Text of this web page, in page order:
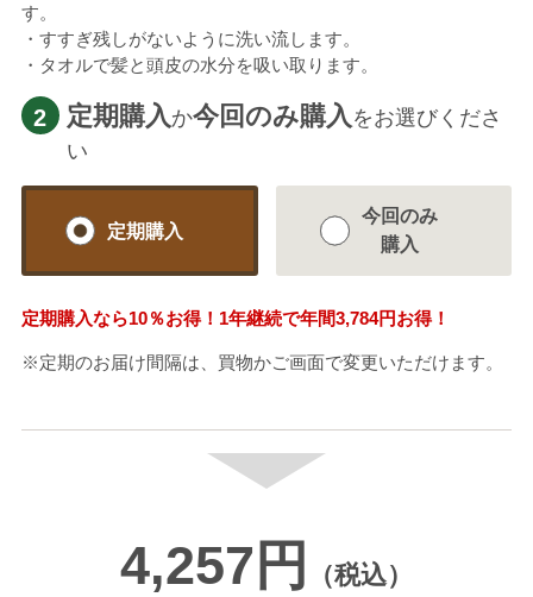
す。
・すすぎ残しがないように洗い流します。
・タオルで髪と頭皮の水分を吸い取ります。
2 定期購入 か今回のみ購入 をお選びくださ
い
定期購入
今回のみ
購入
定期購入なら10％お得！1年継続で年間3,784円お得！
※定期のお届け間隔は、買物かご画面で変更いただけます。
4,257円 （税込）